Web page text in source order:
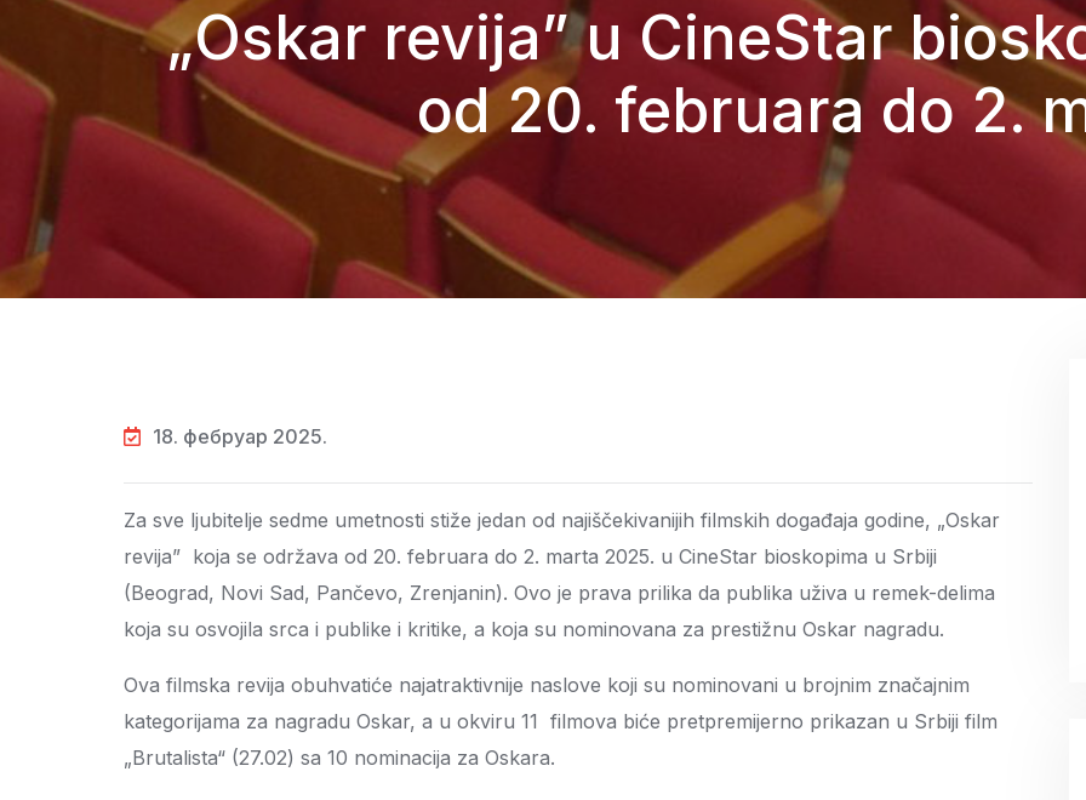
„Oskar revija” u CineStar
od 20. februara do 2.
18. фебруар 2025.
Za sve ljubitelje sedme umetnosti stiže jedan od najiščekivanijih filmskih događaja godine, „Oskar
revija” koja se održava od 20. februara do 2. marta 2025. u CineStar bioskopima u Srbiji
(Beograd, Novi Sad, Pančevo, Zrenjanin). Ovo je prava prilika da publika uživa u remek-delima
koja su osvojila srca i publike i kritike, a koja su nominovana za prestižnu Oskar nagradu.
Ova filmska revija obuhvatiće najatraktivnije naslove koji su nominovani u brojnim značajnim
kategorijama za nagradu Oskar, a u okviru 11 filmova biće pretpremijerno prikazan u Srbiji film
„Brutalista“ (27.02) sa 10 nominacija za Oskara.